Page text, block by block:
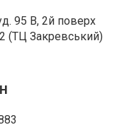
95 В, 2й поверх
(ТЦ Закревський)